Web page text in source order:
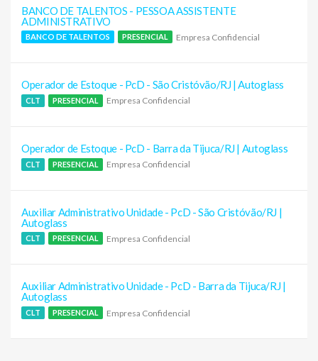
BANCO DE TALENTOS - PESSOA ASSISTENTE
ADMINISTRATIVO
BANCO DE TALENTOS PRESENCIAL Empresa Confidencial
Operador de Estoque - PcD - São Cristóvão/RJ | Autoglass
CLT PRESENCIAL Empresa Confidencial
Operador de Estoque - PcD - Barra da Tijuca/RJ | Autoglass
CLT PRESENCIAL Empresa Confidencial
Auxiliar Administrativo Unidade - PcD - São Cristóvão/RJ |
Autoglass
CLT PRESENCIAL Empresa Confidencial
Auxiliar Administrativo Unidade - PcD - Barra da Tijuca/RJ |
Autoglass
CLT PRESENCIAL Empresa Confidencial